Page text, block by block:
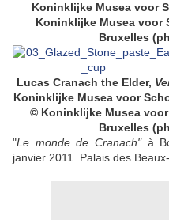
Koninklijke Musea voor
Koninklijke Musea voor
Bruxelles
Lucas Cranach the Elder,
Koninklijke Musea voor
© Koninklijke Musea
Bruxelles
"Le monde de Cranach"à
janvier 2011. Palais des